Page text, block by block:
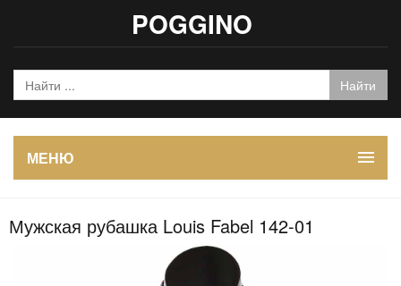
POGGINO
МЕНЮ
Мужская рубашка Louis Fabel 142-01